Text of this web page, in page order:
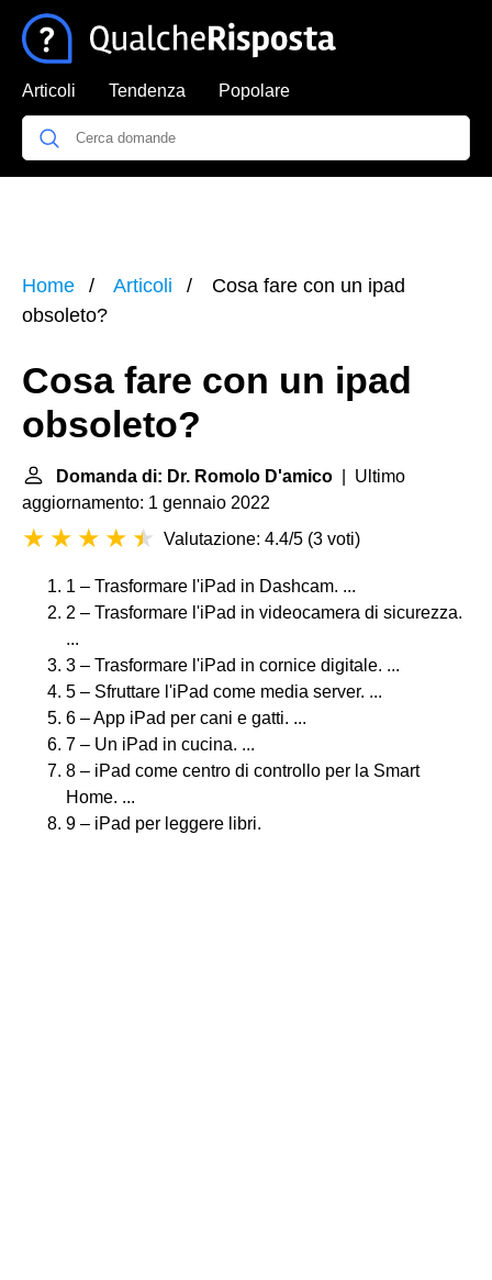
Articoli Tendenza Popolare
Home Articoli
Cosa fare con un ipad
obsoleto?
Cosa fare con un ipad
obsoleto?
Domanda di: Dr. Romolo D'amico | Ultimo
aggiornamento: 1 gennaio 2022
Valutazione: 4.4/5 (3 voti)
1 – Trasformare l'iPad in Dashcam. ...
2 – Trasformare l'iPad in videocamera di sicurezza.
...
3 – Trasformare l'iPad in cornice digitale. ...
5 – Sfruttare l'iPad come media server. ...
6 – App iPad per cani e gatti. ...
7 – Un iPad in cucina. ...
8 – iPad come centro di controllo per la Smart
Home. ...
9 – iPad per leggere libri.